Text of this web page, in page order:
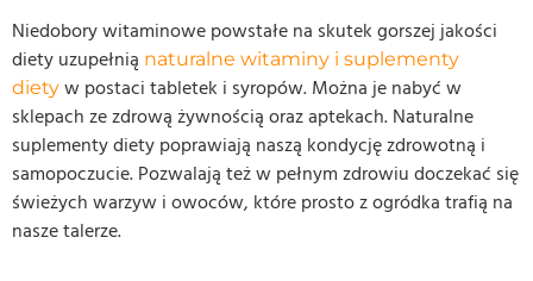
Niedobory witaminowe powstałe na skutek gorszej jakości
diety uzupełnią naturalne witaminy i suplementy
diety w postaci tabletek i syropów. Można je nabyć w
sklepach ze zdrową żywnością oraz aptekach. Naturalne
suplementy diety poprawiają naszą kondycję zdrowotną i
samopoczucie. Pozwalają też w pełnym zdrowiu doczekać się
świeżych warzyw i owoców, które prosto z ogródka trafią na
nasze talerze.